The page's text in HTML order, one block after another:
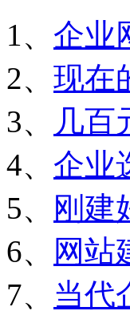
1、 企业
2、 现在
3、
几百
4、 企业
5、
刚建
6、
网站
7、 当代